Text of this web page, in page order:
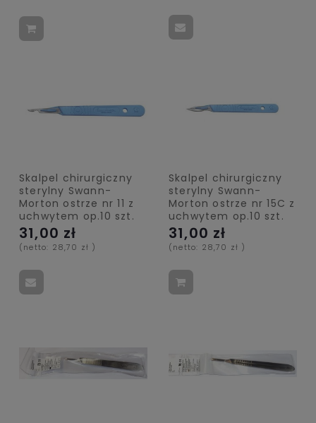
Skalpel chirurgiczny
sterylny Swann-
Morton ostrze nr 11 z
uchwytem op.10 szt.
31,00 zł
(netto: 28,70 zł )
Skalpel chirurgiczny
sterylny Swann-
Morton ostrze nr 15C z
uchwytem op.10 szt.
31,00 zł
(netto: 28,70 zł )